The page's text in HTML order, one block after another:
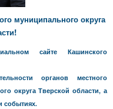
муниципального округа
сайте Кашинского
органов местного
округа Тверской области, а
событиях.